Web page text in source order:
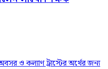
ও কল্যাণ ট্রাস্টের অর্থের জন্য